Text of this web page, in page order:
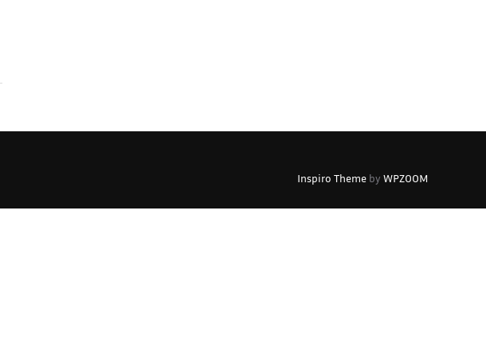
Inspiro Theme by WPZOOM